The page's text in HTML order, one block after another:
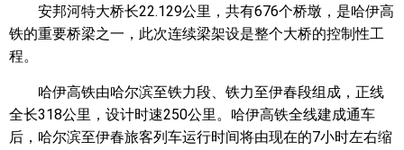
安邦河特大桥长22.129公里，共有676个桥墩，是哈伊高
铁的重要桥梁之一，此次连续梁架设是整个大桥的控制性工
程。
哈伊高铁由哈尔滨至铁力段、铁力至伊春段组成，正线
全长318公里，设计时速250公里。哈伊高铁全线建成通车
后，哈尔滨至伊春旅客列车运行时间将由现在的7小时左右缩